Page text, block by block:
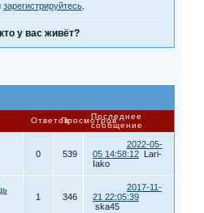
зарегистрируйтесь.
у вас живёт?
ОтветовПросмотровПоследнее
сообщение
0 539
2022-05-
05 14:58:12 Lari-
Iako
1 346
2017-11-
21 22:05:39
ska45